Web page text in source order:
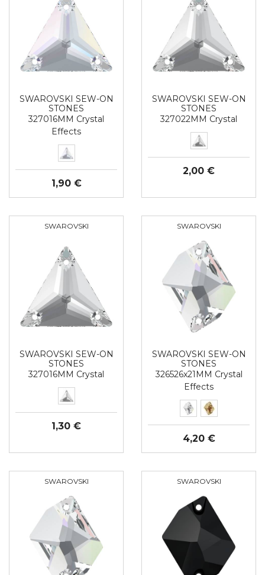
SWAROVSKI SEW-ON
STONES
327016MM Crystal
Effects
1,90 €
SWAROVSKI SEW-ON
STONES
327022MM Crystal
2,00 €
SWAROVSKI
SWAROVSKI SEW-ON
STONES
327016MM Crystal
1,30 €
SWAROVSKI
SWAROVSKI SEW-ON
STONES
326526x21MM Crystal
Effects
4,20 €
SWAROVSKI SWAROVSKI